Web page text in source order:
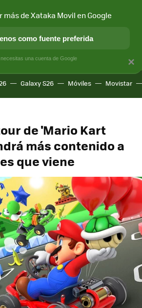
Y SOCIEDAD APLICACIONES
Galaxy S26 Móviles Movistar
de 'Mario Kart
más contenido a
que viene
×
más de Xataka Movil en Google
como fuente preferida
una cuenta de Google